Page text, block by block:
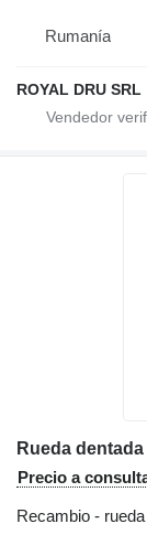
Rumanía
ROYAL DRU SRL
Rueda
Precio a
Recambio -